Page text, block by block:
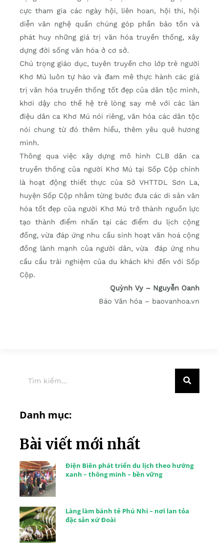
cực tham gia các ngày hội, liên hoan, hội thi, hội
diễn văn nghệ quần chúng góp phần bảo tồn và
phát huy những giá trị văn hóa truyền thống, xây
dựng đời sống văn hóa ở cơ sở.
Chú trọng giáo dục, tuyên truyền cho lớp trẻ người
Khơ Mú luôn tự hào và đam mê thực hành các giá
trị văn hóa truyền thống tốt đẹp của dân tộc mình,
khơi dậy cho thế hệ trẻ lòng say mê với các làn
điệu dân ca Khơ Mú nói riêng, văn hóa các dân tộc
nói chung từ đó thêm hiểu, thêm yêu quê hương
mình.
Thông qua việc xây dựng mô hình CLB dân ca
truyền thống của người Khơ Mú tại Sốp Cộp chính
là hoạt động thiết thực của Sở VHTTDL Sơn La,
huyện Sốp Cộp nhằm từng bước đưa các di sản văn
hóa tốt đẹp của người Khơ Mú trở thành nguồn lực
tạo thành điểm nhấn tại các điểm du lịch cộng
đồng, vừa đáp ứng nhu cầu sinh hoạt văn hoá cộng
đồng lành mạnh của người dân, vừa đáp ứng nhu
cầu cầu trải nghiệm của du khách khi đến với Sốp
Cộp.
Quỳnh Vy – Nguyễn Oanh
Báo Văn hóa – baovanhoa.vn
Danh mục:
Bài viết mới nhất
Điện Biên phát triển du lịch theo hướng
xanh – thông minh – bền vững
Làng làm bánh tẻ Phú Nhi – nơi lan tỏa
đặc sản xứ Đoài